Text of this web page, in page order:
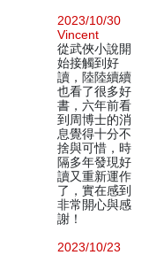
2023/10/30
Vincent
從武俠小說開
始接觸到好
讀，陸陸續續
也看了很多好
書，六年前看
到周博士的消
息覺得十分不
捨與可惜，時
隔多年發現好
讀又重新運作
了，實在感到
非常開心與感
謝！
2023/10/23